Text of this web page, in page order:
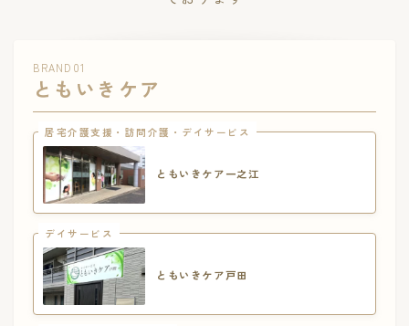
BRAND 01
ともいきケア
居宅介護支援・訪問介護・デイサービス
ともいきケア一之江
デイサービス
ともいきケア戸田